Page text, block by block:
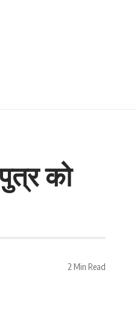
को
2 Min Read